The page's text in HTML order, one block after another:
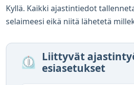
Kyllä. Kaikki ajastintiedot
selaimeesi eikä niitä lähetetä
⏲️ Liittyvät
esiasetukset